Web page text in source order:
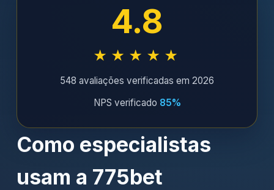
4.8
★★★★★
548 avaliações verificadas em 2026
NPS verificado 85%
Como especialistas
usam a 775bet